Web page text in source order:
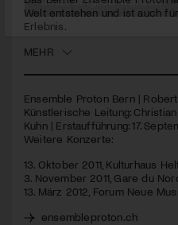
Welt entstehen und ist auch
Erlebnis.
MEHR
Ensemble Proton Bern |
Künstlerische Leitung:
Kuhn | Erstaufführung: 17.
Weitere Konzerte:
13. Oktober 2011, Kulturhaus
3. November 2011, Gare du
13. März 2012, Forum Neue
ensembleproton.ch